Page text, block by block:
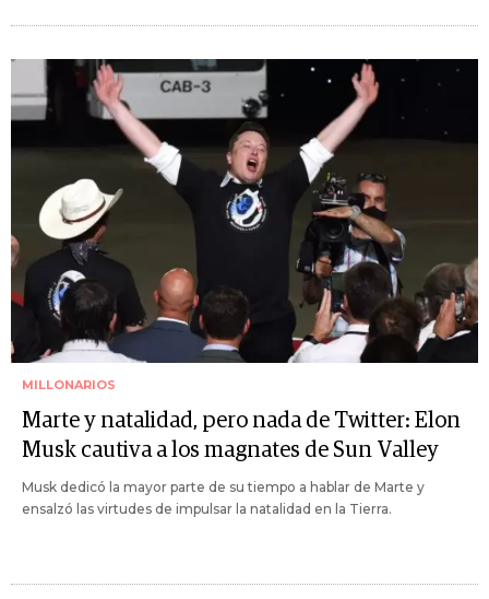
MILLONARIOS
Marte y natalidad, pero nada de Twitter: Elon
Musk cautiva a los magnates de Sun Valley
Musk dedicó la mayor parte de su tiempo a hablar de Marte y
ensalzó las virtudes de impulsar la natalidad en la Tierra.